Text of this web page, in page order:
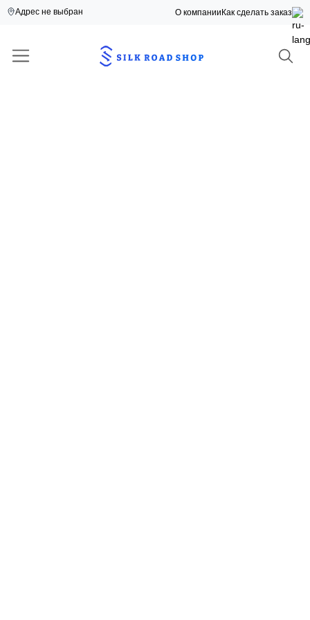
Адрес не выбран О компании Как сделать заказ